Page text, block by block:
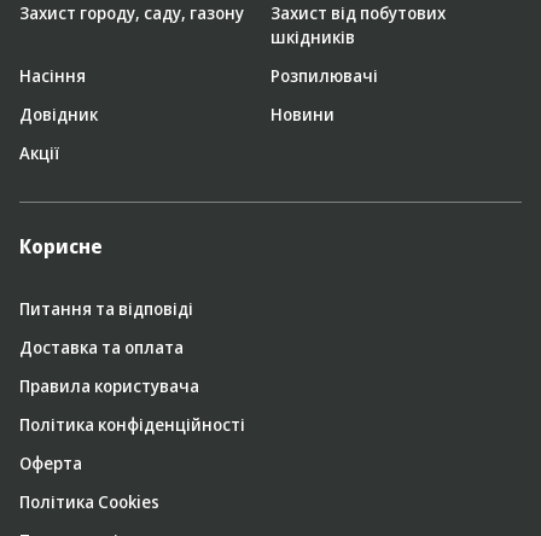
Захист городу, саду, газону
Захист від побутових
шкідників
Насіння
Розпилювачі
Довідник
Новини
Акції
Корисне
Питання та відповіді
Доставка та оплата
Правила користувача
Політика конфіденційності
Оферта
Політика Cookies